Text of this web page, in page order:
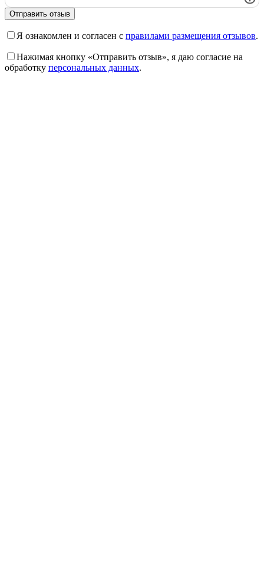
Отправить отзыв
Я ознакомлен и согласен с правилами размещения отзывов.
Нажимая кнопку «Отправить отзыв», я даю согласие на
обработку персональных данных.